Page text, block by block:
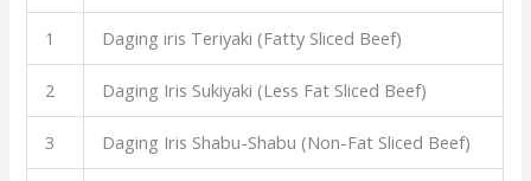
1 Daging iris Teriyaki (Fatty Sliced Beef)
2 Daging Iris Sukiyaki (Less Fat Sliced Beef)
3 Daging Iris Shabu-Shabu (Non-Fat Sliced Beef)